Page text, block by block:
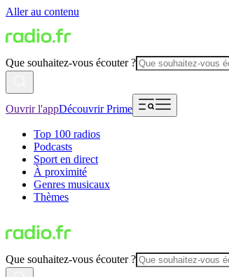
Aller au contenu
Que souhaitez-vous écouter ?
Ouvrir l'appDécouvrir Prime
Top 100 radios
Podcasts
Sport en direct
À proximité
Genres musicaux
Thèmes
Que souhaitez-vous écouter ?